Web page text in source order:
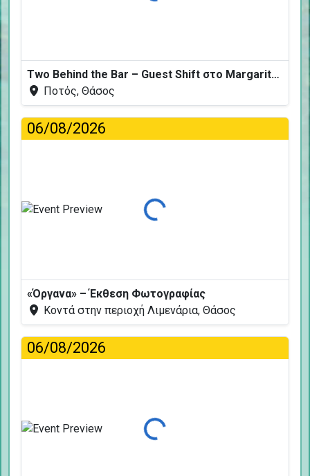
Two Behind the Bar – Guest Shift στο Margarita Fresh
Ποτός, Θάσος
06/08/2026
Φόρτωση...
«Όργανα» – Έκθεση Φωτογραφίας
Κοντά στην περιοχή Λιμενάρια, Θάσος
06/08/2026
Φόρτωση...